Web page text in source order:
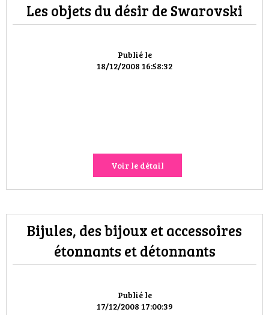
MODE DE RUE
HISTOIRE DES MARQUES
Publié le
18/12/2008 16:58:32
Les objets du désir de Swarovski
Voir le détail
Publié le
17/12/2008 17:00:39
Bijules, des bijoux et accessoires
étonnants et détonnants